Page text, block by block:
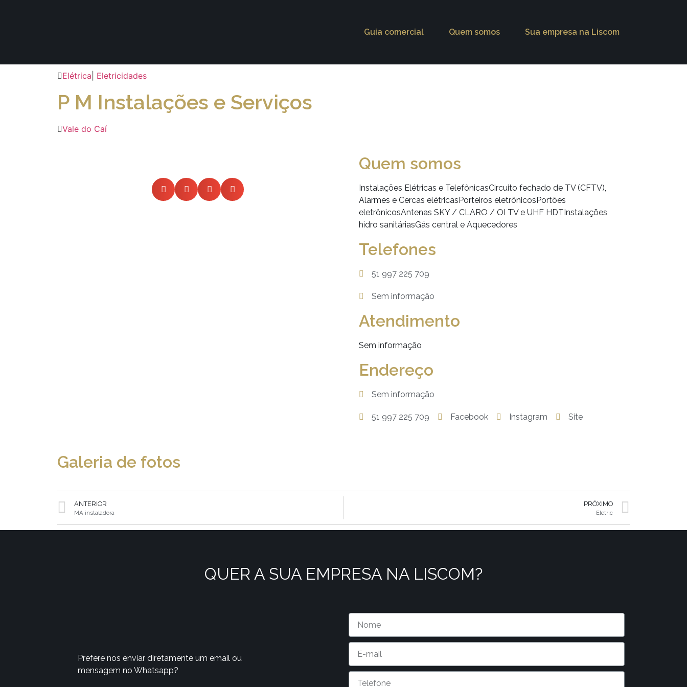
Guia comercial Quem somos Sua empresa na Liscom
Elétrica Eletricidades
P M Instalações e Serviços
Vale do Caí
Quem somos
Instalações Elétricas e TelefônicasCircuito fechado de TV (CFTV),
Alarmes e Cercas elétricasPorteiros eletrônicosPortões
eletrônicosAntenas SKY / CLARO / OI TV e UHF HDTInstalações
hidro sanitáriasGás central e Aquecedores
Telefones
51 997 225 709
Sem informação
Atendimento
Sem informação
Endereço
Sem informação
51 997 225 709 Facebook Instagram Site
Galeria de fotos
ANTERIOR
MA instaladora
PRÓXIMO
Eletric
QUER A SUA EMPRESA NA LISCOM?
Prefere nos enviar diretamente um email ou
mensagem no Whatsapp?